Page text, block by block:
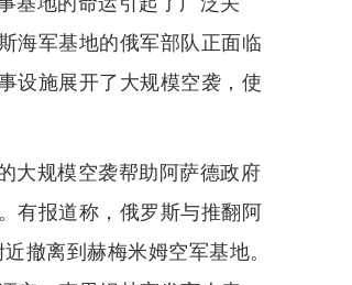
海军基地的俄军部队正面临
设施展开了大规模空袭，使
大规模空袭帮助阿萨德政府
有报道称，俄罗斯与推翻阿
撤离到赫梅米姆空军基地。